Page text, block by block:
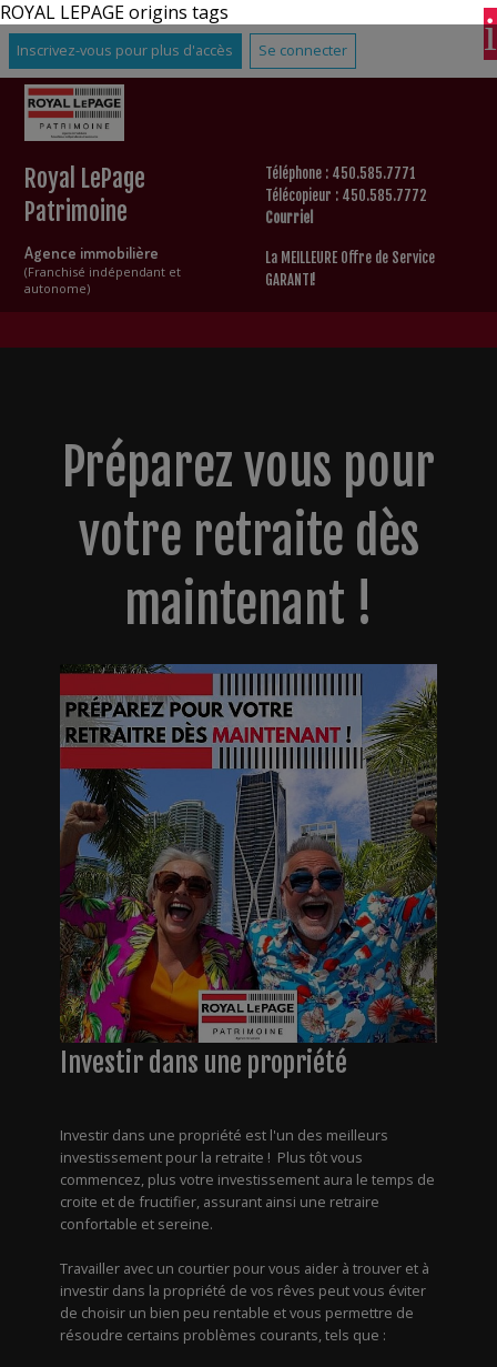
ROYAL LEPAGE origins tags
Inscrivez-vous pour plus d'accès Se connecter
Royal LePage
Patrimoine
Agence immobilière
(Franchisé indépendant et
autonome)
Téléphone : 450.585.7771
Télécopieur : 450.585.7772
Courriel
La MEILLEURE Offre de Service
GARANTI!
Préparez vous pour
votre retraite dès
maintenant !
Investir dans une propriété
Investir dans une propriété est l'un des meilleurs
investissement pour la retraite ! Plus tôt vous
commencez, plus votre investissement aura le temps de
croite et de fructifier, assurant ainsi une retraire
confortable et sereine.
Travailler avec un courtier pour vous aider à trouver et à
investir dans la propriété de vos rêves peut vous éviter
de choisir un bien peu rentable et vous permettre de
résoudre certains problèmes courants, tels que :